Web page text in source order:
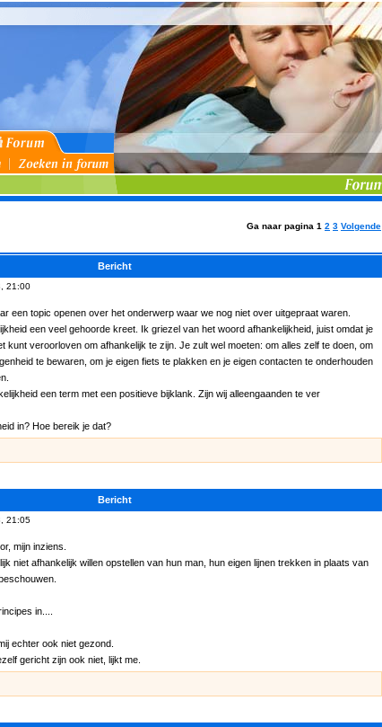
Ga naar pagina 1 2 3 Volgende
Bericht
21:00
een topic openen over het onderwerp waar we nog niet over uitgepraat waren.
een veel gehoorde kreet. Ik griezel van het woord afhankelijkheid, juist omdat je
kunt veroorloven om afhankelijk te zijn. Je zult wel moeten: om alles zelf te doen, om
te bewaren, om je eigen fiets te plakken en je eigen contacten te onderhouden
een term met een positieve bijklank. Zijn wij alleengaanden te ver
in? Hoe bereik je dat?
Bericht
21:05
mijn inziens.
niet afhankelijk willen opstellen van hun man, hun eigen lijnen trekken in plaats van
in....
echter ook niet gezond.
gericht zijn ook niet, lijkt me.